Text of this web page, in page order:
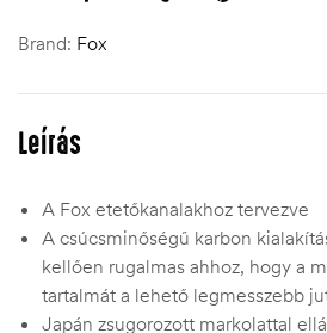
Brand: Fox
Leírás
A Fox etetőkanalakhoz tervezve
A csúcsminőségű karbon
kellően rugalmas ahhoz, hogy a
tartalmát a lehető legmesszebb
Japán zsugorozott markolattal